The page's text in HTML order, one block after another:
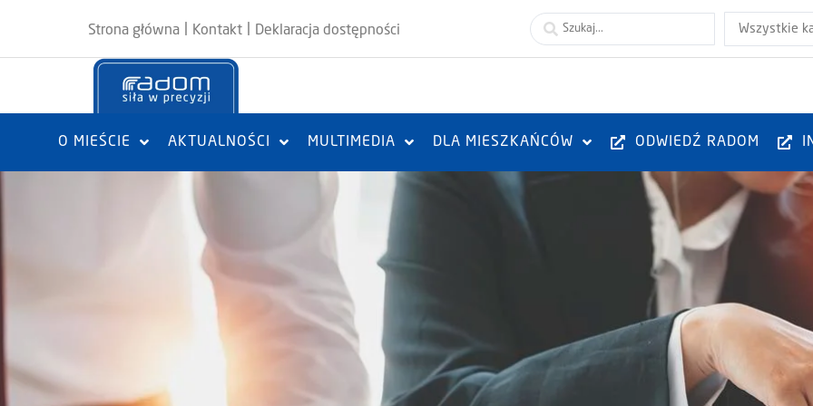
Strona główna Kontakt Deklaracja dostępności Wszystkie
O MIEŚCIE AKTUALNOŚCI MULTIMEDIA DLA MIESZKAŃCÓW ODWIEDŹ RADOM